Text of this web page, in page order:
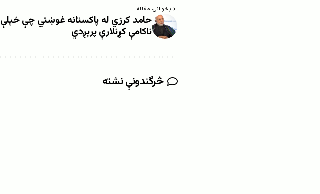
پخوانۍ مقاله
حامد کرزي له پاکستانه غوښتي چې خپلې
ناکامې کړنلارې پرېږدي
څرگندونې نشته